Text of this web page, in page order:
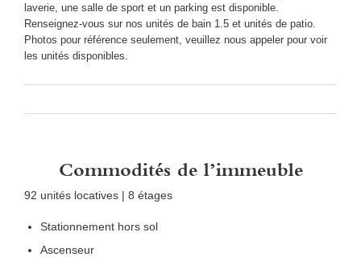
laverie, une salle de sport et un parking est disponible.
Renseignez-vous sur nos unités de bain 1.5 et unités de patio.
Photos pour référence seulement, veuillez nous appeler pour voir
les unités disponibles.
Commodités de l’immeuble
92 unités locatives | 8 étages
Stationnement hors sol
Ascenseur